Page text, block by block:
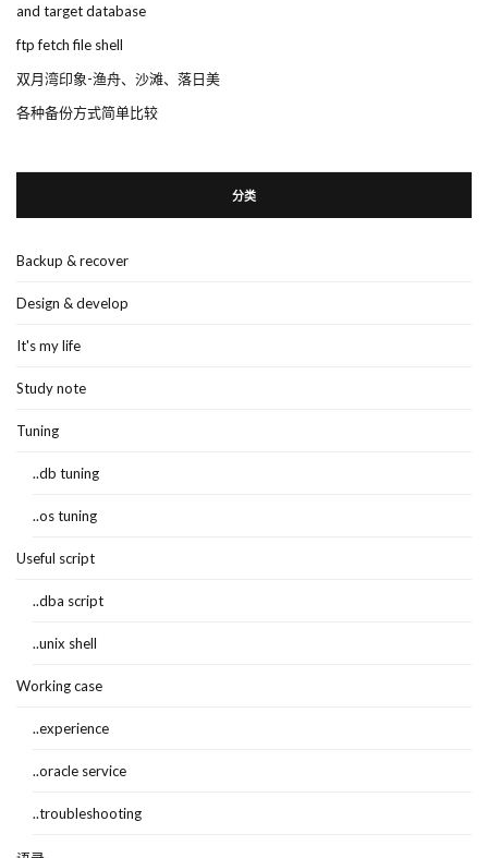
and target database
ftp fetch file shell
双月湾印象-渔舟、沙滩、落日美
各种备份方式简单比较
分类
Backup & recover
Design & develop
It's my life
Study note
Tuning
..db tuning
..os tuning
Useful script
..dba script
..unix shell
Working case
..experience
..oracle service
..troubleshooting